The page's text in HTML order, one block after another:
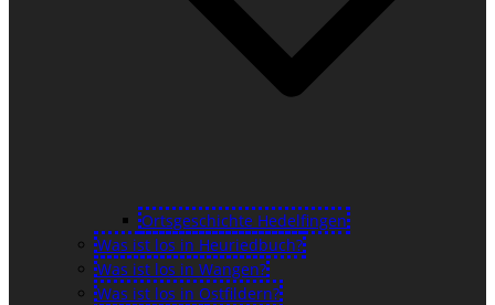
Ortsgeschichte Hedelfingen
Was ist los in Heuriedbuch?
Was ist los in Wangen?
Was ist los in Ostfildern?